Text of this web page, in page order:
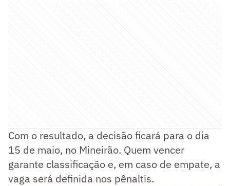
Com o resultado, a decisão ficará para o dia
15 de maio, no Mineirão. Quem vencer
garante classificação e, em caso de empate, a
vaga será definida nos pênaltis.